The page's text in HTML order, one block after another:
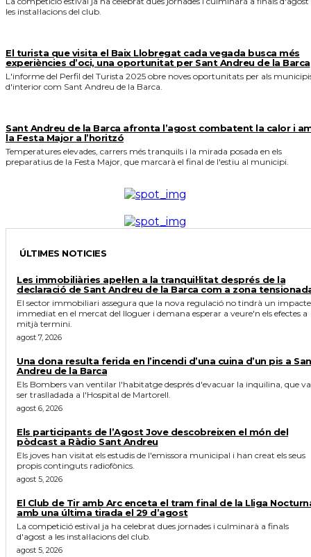
les instal·lacions del club.
El turista que visita el Baix Llobregat cada vegada busca més
experiències d’oci, una oportunitat per Sant Andreu de la Barca
L'informe del Perfil del Turista 2025 obre noves oportunitats per als
d'interior com Sant Andreu de la Barca.
Sant Andreu de la Barca afronta l’agost combatent la calor i
la Festa Major a l’horitzó
Temperatures elevades, carrers més tranquils i la mirada posada en els
preparatius de la Festa Major, que marcarà el final de l'estiu al municipi.
ÚLTIMES NOTICIES
Les immobiliàries apel·len a la tranquil·litat després de la
declaració de Sant Andreu de la Barca com a zona
El sector immobiliari assegura que la nova regulació no tindrà un impacte
immediat en el mercat del lloguer i demana esperar a veure'n els efectes a
mitjà termini.
agost 7, 2026
Una dona resulta ferida en l’incendi d’una cuina d’un pis a
Andreu de la Barca
Els Bombers van ventilar l'habitatge després d'evacuar la inquilina, que va
ser traslladada a l'Hospital de Martorell.
agost 6, 2026
Els participants de l’Agost Jove descobreixen el món del
pòdcast a Ràdio Sant Andreu
Els joves han visitat els estudis de l'emissora municipal i han creat els seus
propis continguts radiofònics.
agost 5, 2026
El Club de Tir amb Arc enceta el tram final de la Lliga
amb una última tirada el 29 d’agost
La competició estival ja ha celebrat dues jornades i culminarà a finals
d'agost a les instal·lacions del club.
agost 5, 2026